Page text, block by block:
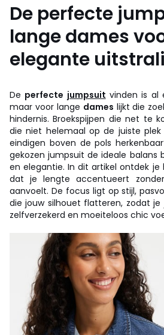
De perfecte
lange dames
elegante
De perfecte jumpsuit vinden is al
maar voor lange dames lijkt die
hindernis. Broekspijpen die net te
die niet helemaal op de juiste
eindigen boven de pols
gekozen jumpsuit de ideale balans
en elegantie. In dit artikel ontdek
dat je lengte accentueert
aanvoelt. De focus ligt op stijl,
die jouw silhouet flatteren, zodat je
zelfverzekerd en moeiteloos chic